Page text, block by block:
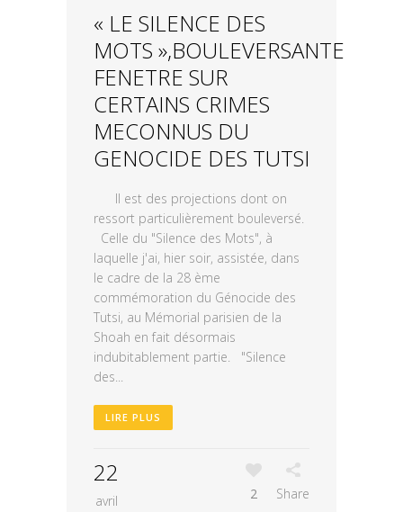
« LE SILENCE DES
MOTS »,BOULEVERSANTE
FENETRE SUR
CERTAINS CRIMES
MECONNUS DU
GENOCIDE DES TUTSI
Il est des projections dont on
ressort particulièrement bouleversé.
Celle du "Silence des Mots", à
laquelle j'ai, hier soir, assistée, dans
le cadre de la 28 ème
commémoration du Génocide des
Tutsi, au Mémorial parisien de la
Shoah en fait désormais
indubitablement partie. "Silence
des...
LIRE PLUS
22
avril 2 Share